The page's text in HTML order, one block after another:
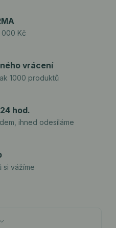
000 Kč
vrácení
1000 produktů
hod.
ihned odesíláme
si vážíme